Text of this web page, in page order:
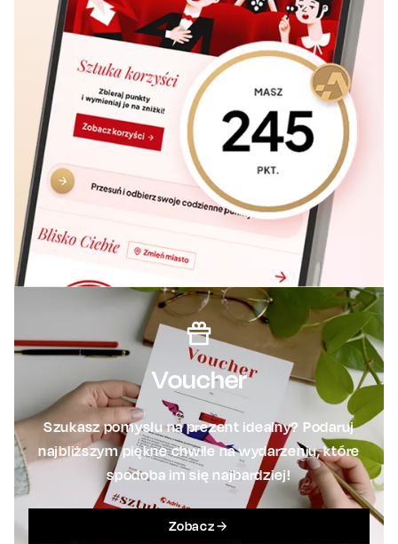
Voucher
Szukasz pomysłu na prezent idealny? Podaruj
najbliższym piękne chwile na wydarzeniu, które
spodoba im się najbardziej!
Zobacz